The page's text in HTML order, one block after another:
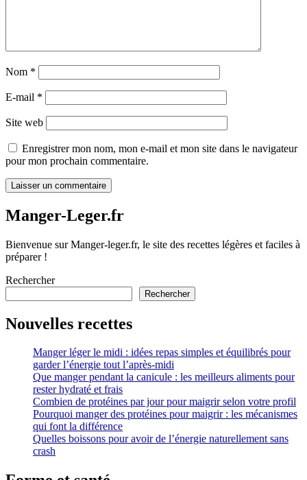
Nom *
E-mail *
Site web
Enregistrer mon nom, mon e-mail et mon site dans le navigateur
pour mon prochain commentaire.
Manger-Leger.fr
Bienvenue sur Manger-leger.fr, le site des recettes légères et faciles à
préparer !
Rechercher
Rechercher
Nouvelles recettes
Manger léger le midi : idées repas simples et équilibrés pour
garder l’énergie tout l’après-midi
Que manger pendant la canicule : les meilleurs aliments pour
rester hydraté et frais
Combien de protéines par jour pour maigrir selon votre profil
Pourquoi manger des protéines pour maigrir : les mécanismes
qui font la différence
Quelles boissons pour avoir de l’énergie naturellement sans
crash